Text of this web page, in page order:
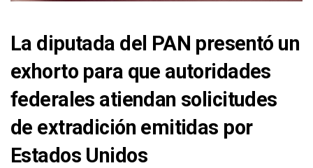
La diputada del PAN presentó un
exhorto para que autoridades
federales atiendan solicitudes
de extradición emitidas por
Estados Unidos